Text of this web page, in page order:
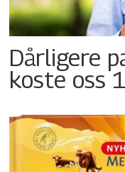
Dårligere
koste oss